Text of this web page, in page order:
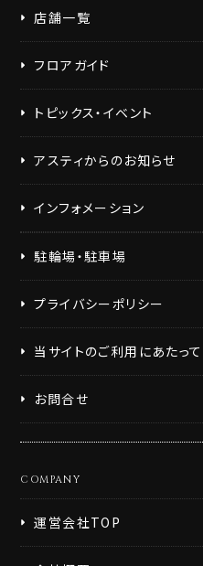
店舗一覧
フロアガイド
トピックス・イベント
アスティからのお知らせ
インフォメーション
駐輪場・駐車場
プライバシーポリシー
当サイトのご利用にあたって
お問合せ
COMPANY
運営会社TOP